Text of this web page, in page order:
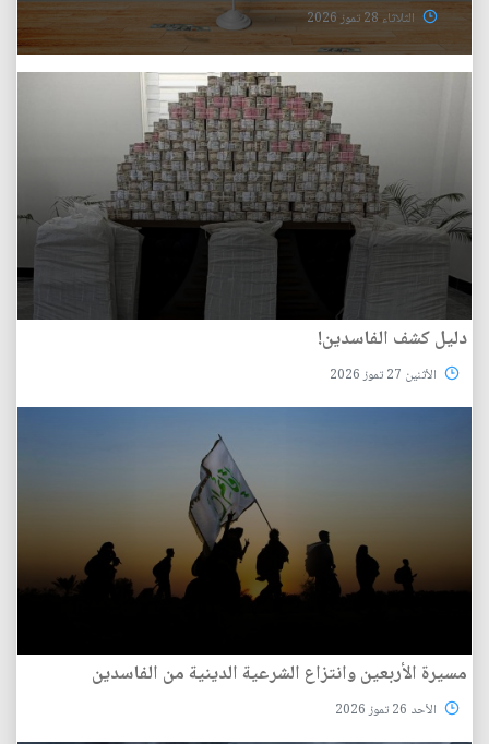
الثلاثاء 28 تموز 2026
دليل كشف الفاسدين!
الأثنين 27 تموز 2026
مسيرة الأربعين وانتزاع الشرعية الدينية من الفاسدين
الأحد 26 تموز 2026